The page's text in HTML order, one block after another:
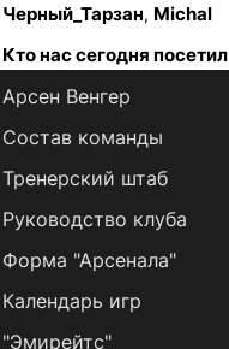
Черный_Тарзан, Michal
Кто нас сегодня посетил
Арсен Венгер
Состав команды
Тренерский штаб
Руководство клуба
Форма "Арсенала"
Календарь игр
"Эмирейтс"